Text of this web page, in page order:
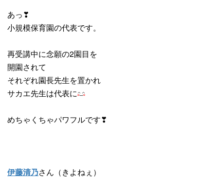
あっ❣
小規模保育園の代表です。
再受講中に念願の2園目を
開園されて
それぞれ園長先生を置かれ
サカエ先生は代表に
めちゃくちゃパワフルです❣
伊藤清乃さん（きよねぇ）